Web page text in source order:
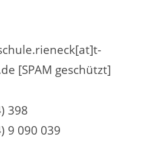
[SPAM geschützt]
398
9 090 039